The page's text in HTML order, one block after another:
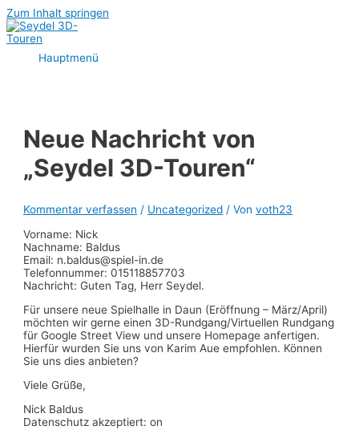
Zum Inhalt springen
Hauptmenü
Neue Nachricht von
„Seydel 3D-Touren“
Kommentar verfassen / Uncategorized / Vonvoth23
Vorname: Nick
Nachname: Baldus
Email: n.baldus@spiel-in.de
Telefonnummer: 015118857703
Nachricht: Guten Tag, Herr Seydel.
Für unsere neue Spielhalle in Daun (Eröffnung – März/April)
möchten wir gerne einen 3D-Rundgang/Virtuellen Rundgang
für Google Street View und unsere Homepage anfertigen.
Hierfür wurden Sie uns von Karim Aue empfohlen. Können
Sie uns dies anbieten?
Viele Grüße,
Nick Baldus
Datenschutz akzeptiert: on